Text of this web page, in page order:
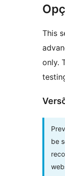
This
only.
be